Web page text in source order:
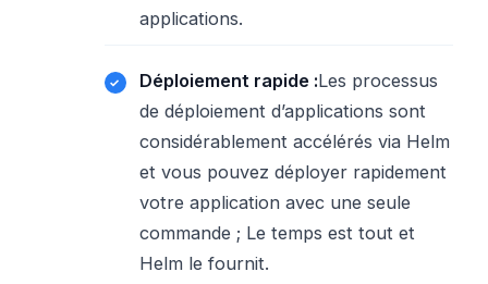
applications.
Déploiement rapide :Les processus
de déploiement d’applications sont
considérablement accélérés via Helm
et vous pouvez déployer rapidement
votre application avec une seule
commande ; Le temps est tout et
Helm le fournit.